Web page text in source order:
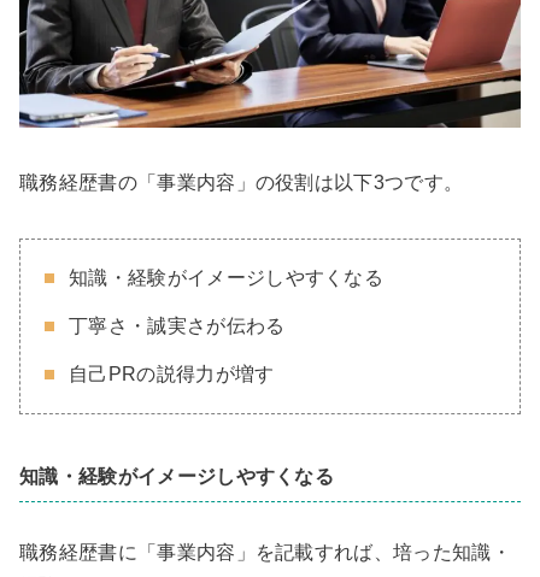
職務経歴書の「事業内容」の役割は以下3つです。
知識・経験がイメージしやすくなる
丁寧さ・誠実さが伝わる
自己PRの説得力が増す
知識・経験がイメージしやすくなる
職務経歴書に「事業内容」を記載すれば、培った知識・